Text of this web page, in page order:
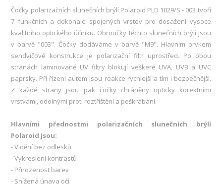
Čočky polarizačních slunečních brýlí Polaroid PLD 1029/S - 003 tvoří
7 funkčních a dokonale spojených vrstev pro dosažení vysoce
kvalitního optického účinku. Obroučky těchto slunečních brýlí jsou
v barvě "003". Čočky dodáváme v barvě "M9". Hlavním prvkem
sendvičové konstrukce je polarizační filtr uprostřed. Po obou
stranách laminované UV filtry blokují veškeré UVA, UVB a UVC
paprsky. Při řízení autem jsou reakce rychlejší a tím i bezpečnější.
Z každé strany jsou pak čočky chráněny opticky korektními
vrstvami, odolnými proti roztříštění a poškrábání.
Hlavními přednostmi polarizačních slunečních brýlí
Polaroid jsou:
- Vidění bez odlesků
- Vykreslení kontrastů
- Přirozenost barev
- Snížená únava očí